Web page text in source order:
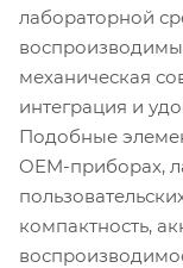
лабораторной
механическая
интеграция и
Подобные
OEM-приборах,
компактность,